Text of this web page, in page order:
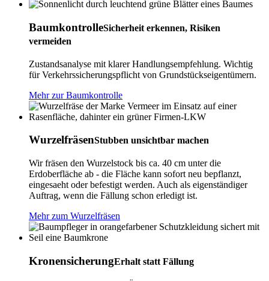
BaumkontrolleSicherheit erkennen, Risiken
vermeiden
Zustandsanalyse mit klarer Handlungsempfehlung. Wichtig
für Verkehrssicherungspflicht von Grundstückseigentümern.
Mehr zur Baumkontrolle
WurzelfräsenStubben unsichtbar machen
Wir fräsen den Wurzelstock bis ca. 40 cm unter die
Erdoberfläche ab - die Fläche kann sofort neu bepflanzt,
eingesaeht oder befestigt werden. Auch als eigenständiger
Auftrag, wenn die Fällung schon erledigt ist.
Mehr zum Wurzelfräsen
KronensicherungErhalt statt Fällung